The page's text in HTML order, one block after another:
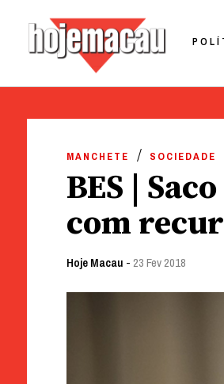
MANCHETE SOCIEDADE
BES |
com
Hoje Macau - 23 Fev 2018